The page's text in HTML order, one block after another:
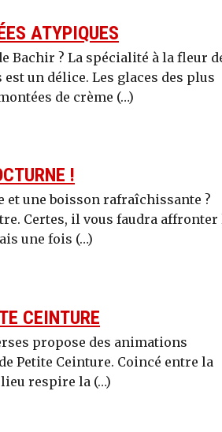
ATYPIQUES
Bachir ? La spécialité à la fleur
un délice. Les glaces des plus
de crème (…)
!
une boisson rafraîchissante ?
Certes, il vous faudra affronter
une fois (…)
CEINTURE
propose des animations
Petite Ceinture. Coincé entre la
respire la (…)